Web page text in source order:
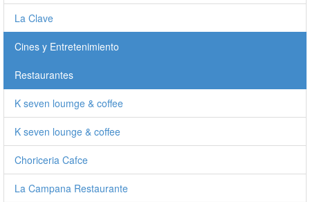
La Clave
Cines y Entretenimiento
Restaurantes
K seven loumge & coffee
K seven lounge & coffee
Choriceria Cafce
La Campana Restaurante